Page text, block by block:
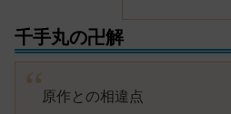
千手丸の卍解
原作との相違点